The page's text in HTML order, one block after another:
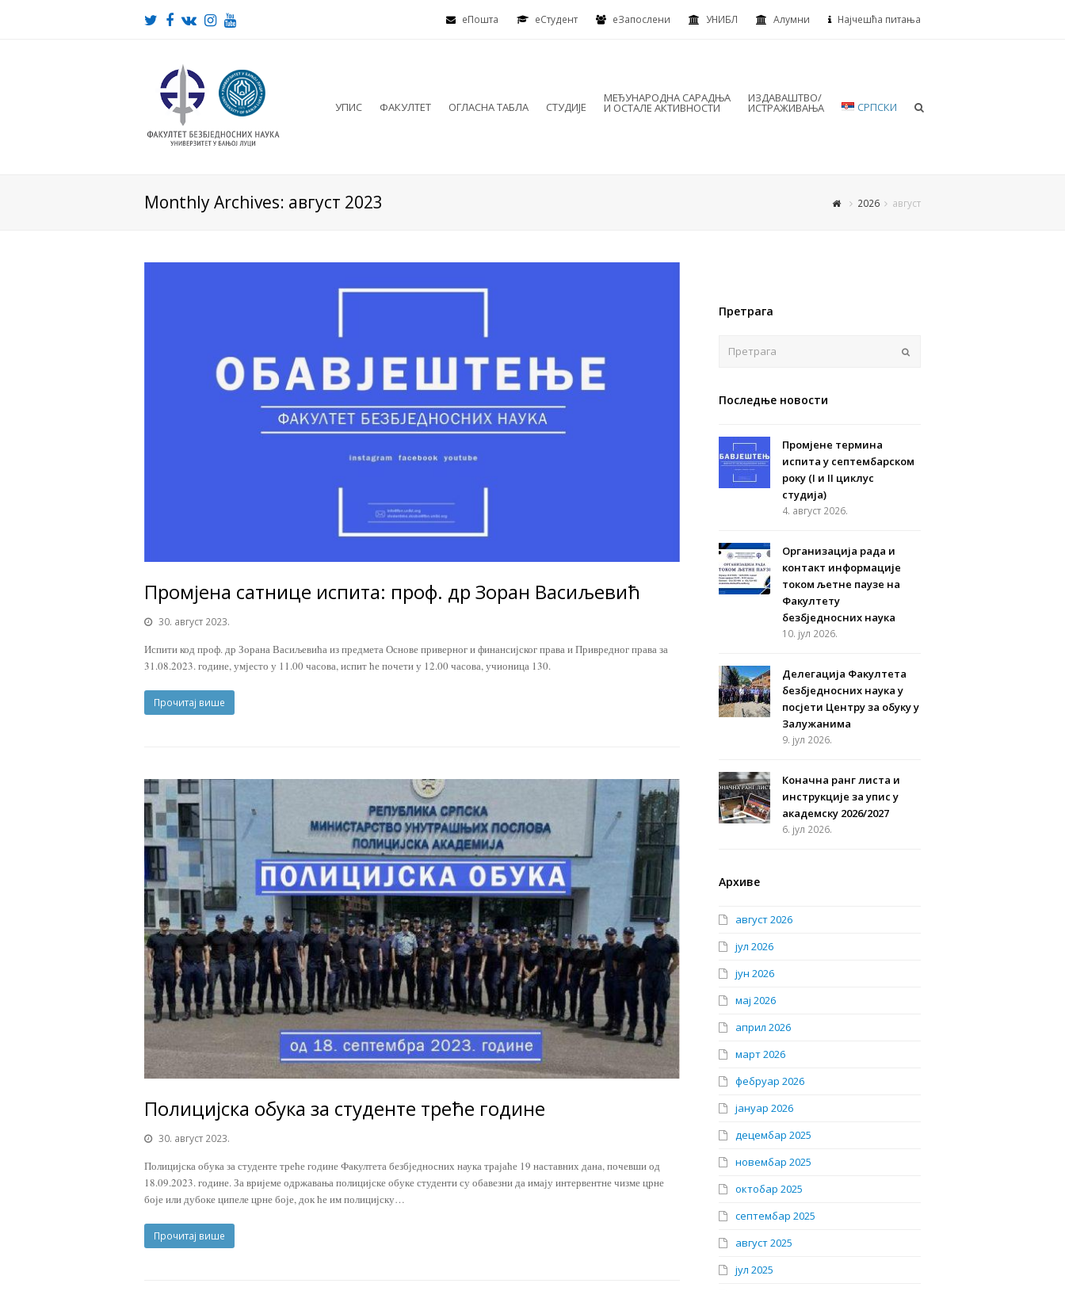
еПошта eСтудент еЗапослени УНИБЛ Алумни Најчешћа питања
Twitter
Facebook
VKInstagram
Youtube
УПИС ФАКУЛТЕТ ОГЛАСНА ТАБЛА СТУДИЈЕ
МЕЂУНАРОДНА САРАДЊА
И ОСТАЛЕ АКТИВНОСТИ
ИЗДАВАШТВО/
ИСТРАЖИВАЊА СРПСКИ
Monthly Archives: август 2023 2026 август
Промјена сатнице испита: проф. др Зоран Васиљевић
30. август 2023.
Испити код проф. др Зорана Васиљевића из предмета Основе приверног и финансијског права и Привредног права за
31.08.2023. године, умјесто у 11.00 часова, испит ће почети у 12.00 часова, учионица 130.
Прочитај више
Полицијска обука за студенте треће године
30. август 2023.
Полицијска обука за студенте треће године Факултета безбједносних наука трајаће 19 наставних дана, почевши од
18.09.2023. године. За вријеме одржавања полицијске обуке студенти су обавезни да имају интервентне чизме црне
боје или дубоке ципеле црне боје, док ће им полицијску…
Прочитај више
Претрага
Последње новости
Промјене термина
испита у септембарском
року (I и II циклус
студија)
4. август 2026.
Организација рада и
контакт информације
током љетне паузе на
Факултету
безбједносних наука
10. јул 2026.
Делегација Факултета
безбједносних наука у
посјети Центру за обуку у
Залужанима
9. јул 2026.
Коначна ранг листа и
инструкције за упис у
академску 2026/2027
6. јул 2026.
Архиве
август 2026
јул 2026
јун 2026
мај 2026
април 2026
март 2026
фебруар 2026
јануар 2026
децембар 2025
новембар 2025
октобар 2025
септембар 2025
август 2025
јул 2025